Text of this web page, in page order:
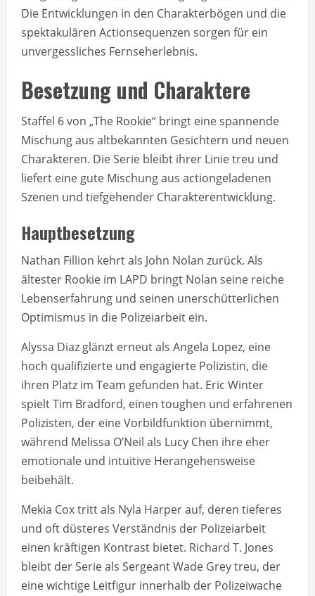
Die Entwicklungen in den Charakterbögen und die
spektakulären Actionsequenzen sorgen für ein
unvergessliches Fernseherlebnis.
Besetzung und Charaktere
Staffel 6 von „The Rookie“ bringt eine spannende
Mischung aus altbekannten Gesichtern und neuen
Charakteren. Die Serie bleibt ihrer Linie treu und
liefert eine gute Mischung aus actiongeladenen
Szenen und tiefgehender Charakterentwicklung.
Hauptbesetzung
Nathan Fillion kehrt als John Nolan zurück. Als
ältester Rookie im LAPD bringt Nolan seine reiche
Lebenserfahrung und seinen unerschütterlichen
Optimismus in die Polizeiarbeit ein.
Alyssa Diaz glänzt erneut als Angela Lopez, eine
hoch qualifizierte und engagierte Polizistin, die
ihren Platz im Team gefunden hat. Eric Winter
spielt Tim Bradford, einen toughen und erfahrenen
Polizisten, der eine Vorbildfunktion übernimmt,
während Melissa O’Neil als Lucy Chen ihre eher
emotionale und intuitive Herangehensweise
beibehält.
Mekia Cox tritt als Nyla Harper auf, deren tieferes
und oft düsteres Verständnis der Polizeiarbeit
einen kräftigen Kontrast bietet. Richard T. Jones
bleibt der Serie als Sergeant Wade Grey treu, der
eine wichtige Leitfigur innerhalb der Polizeiwache